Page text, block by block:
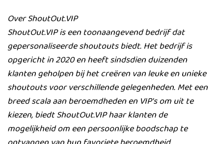
Over ShoutOut.VIP
ShoutOut.VIP is een toonaangevend bedrijf dat
gepersonaliseerde shoutouts biedt. Het bedrijf is
opgericht in 2020 en heeft sindsdien duizenden
klanten geholpen bij het creëren van leuke en unieke
shoutouts voor verschillende gelegenheden. Met een
breed scala aan beroemdheden en VIP's om uit te
kiezen, biedt ShoutOut.VIP haar klanten de
mogelijkheid om een persoonlijke boodschap te